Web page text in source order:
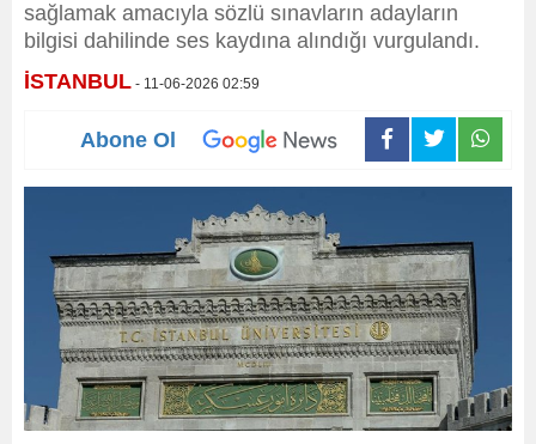
sağlamak amacıyla sözlü sınavların adayların
bilgisi dahilinde ses kaydına alındığı vurgulandı.
İSTANBUL - 11-06-2026 02:59
Abone Ol